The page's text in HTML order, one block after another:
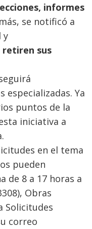
informes
se notificó a
y
retiren sus
especializadas. Ya
puntos de la
iniciativa a
en el tema
pueden
de 8 a 17 horas a
Obras
Solicitudes
correo